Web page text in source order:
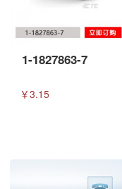
1-1827863-7
￥3.15